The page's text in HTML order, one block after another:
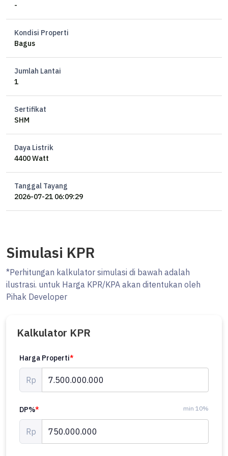
-
Kondisi Properti
Bagus
Jumlah Lantai
1
Sertifikat
SHM
Daya Listrik
4400 Watt
Tanggal Tayang
2026-07-21 06:09:29
Simulasi KPR
*Perhitungan kalkulator simulasi di bawah adalah
ilustrasi. untuk Harga KPR/KPA akan ditentukan oleh
Pihak Developer
Kalkulator KPR
Harga Properti*
Rp
DP%* min 10%
Rp